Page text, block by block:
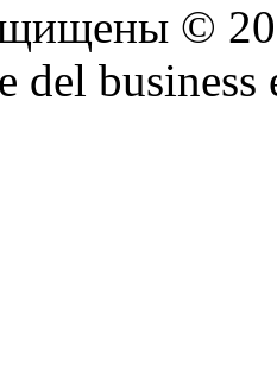
©
del business